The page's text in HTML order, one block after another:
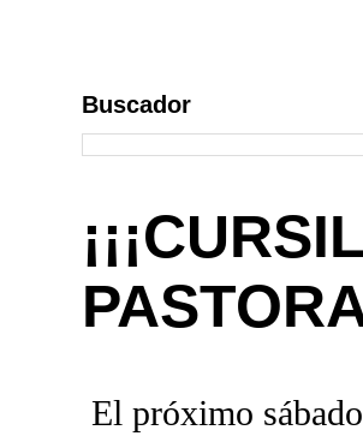
Buscador
El próximo